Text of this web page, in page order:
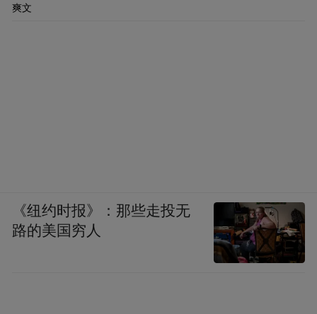
爽文
《纽约时报》：那些走投无
路的美国穷人